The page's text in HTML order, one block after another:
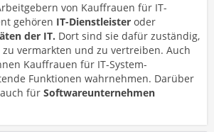
von Kauffrauen für IT-
gehören IT-Dienstleister oder
der IT. Dort sind sie dafür zuständig,
vermarkten und zu vertreiben. Auch
Kauffrauen für IT-System-
Funktionen wahrnehmen. Darüber
für Softwareunternehmen